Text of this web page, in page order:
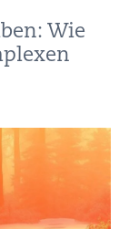
Wie